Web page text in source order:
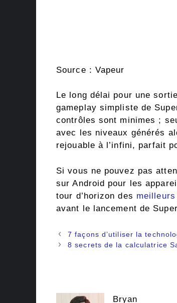
Source : Vapeur
Le long délai pour une
gameplay simpliste de
contrôles sont minimes ;
avec les niveaux générés
rejouable à l’infini, parfait
Si vous ne pouvez pas
sur Android pour les
tour d’horizon des
avant le lancement de
Navigation
des
7 façons d’utiliser la
8 secrets de la calculatrice
Bryan